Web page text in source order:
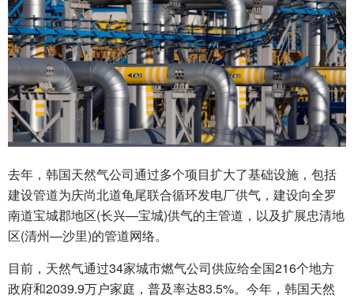
去年，韩国天然气公司通过多个项目扩大了基础设施，包括
建设管道为庆尚北道龟尾联合循环发电厂供气，建设向全罗
南道宝城郡地区(长兴—宝城)供气的主管道，以及扩展忠清地
区(清州—沙里)的管道网络。
目前，天然气通过34家城市燃气公司供应给全国216个地方
政府和2039.9万户家庭，普及率达83.5%。今年，韩国天然